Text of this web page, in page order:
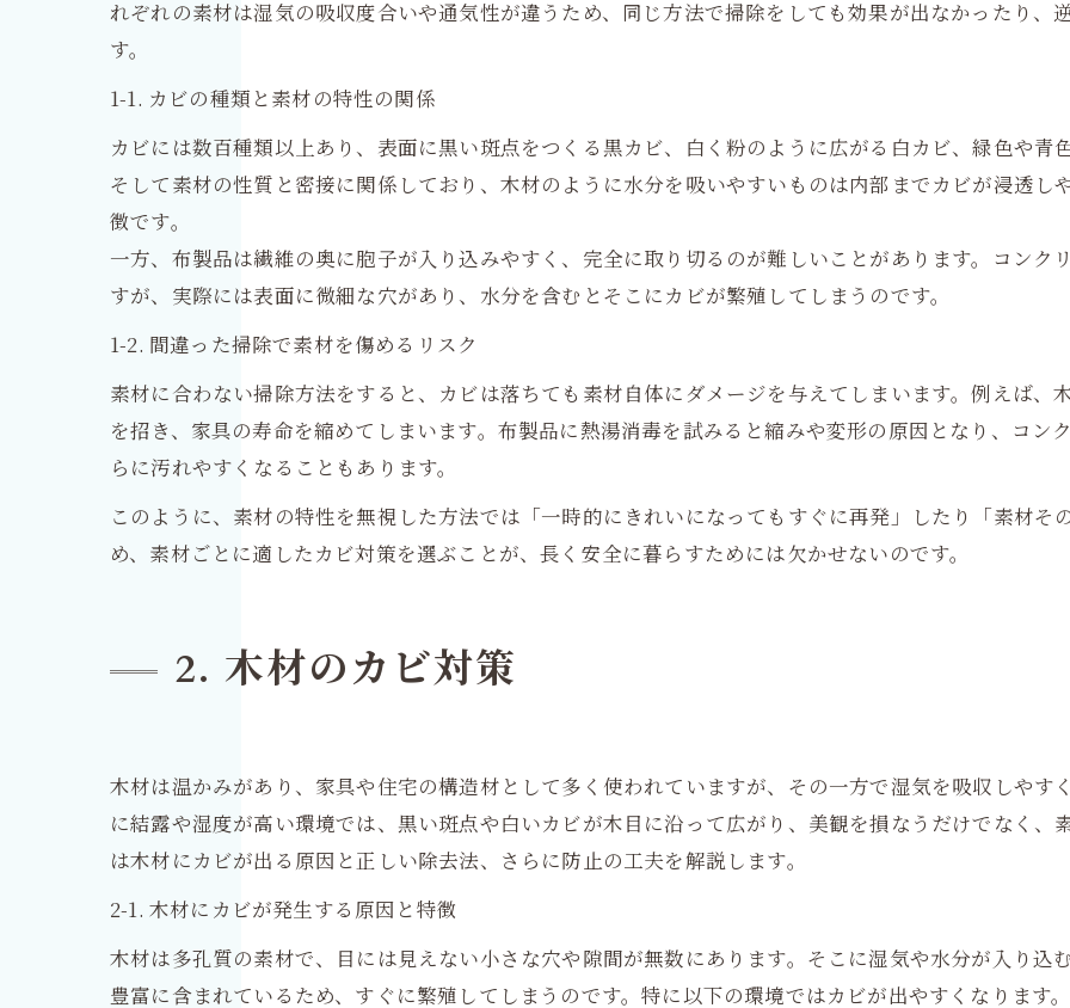
れぞれの素材は湿気の吸収度合いや通気性が違うため、同じ方法で掃除をしても効果が出なかったり、
す。
1-1. カビの種類と素材の特性の関係
カビには数百種類以上あり、表面に黒い斑点をつくる黒カビ、白く粉のように広がる白カビ、緑色や青
そして素材の性質と密接に関係しており、木材のように水分を吸いやすいものは内部までカビが浸透
徴です。
一方、布製品は繊維の奥に胞子が入り込みやすく、完全に取り切るのが難しいことがあります。コンク
すが、実際には表面に微細な穴があり、水分を含むとそこにカビが繁殖してしまうのです。
1-2. 間違った掃除で素材を傷めるリスク
素材に合わない掃除方法をすると、カビは落ちても素材自体にダメージを与えてしまいます。例えば、
を招き、家具の寿命を縮めてしまいます。布製品に熱湯消毒を試みると縮みや変形の原因となり、コン
らに汚れやすくなることもあります。
このように、素材の特性を無視した方法では「一時的にきれいになってもすぐに再発」したり「素材
め、素材ごとに適したカビ対策を選ぶことが、長く安全に暮らすためには欠かせないのです。
2. 木材のカビ対策
木材は温かみがあり、家具や住宅の構造材として多く使われていますが、その一方で湿気を吸収しやす
に結露や湿度が高い環境では、黒い斑点や白いカビが木目に沿って広がり、美観を損なうだけでなく、
は木材にカビが出る原因と正しい除去法、さらに防止の工夫を解説します。
2-1. 木材にカビが発生する原因と特徴
木材は多孔質の素材で、目には見えない小さな穴や隙間が無数にあります。そこに湿気や水分が入り込
豊富に含まれているため、すぐに繁殖してしまうのです。特に以下の環境ではカビが出やすくなります